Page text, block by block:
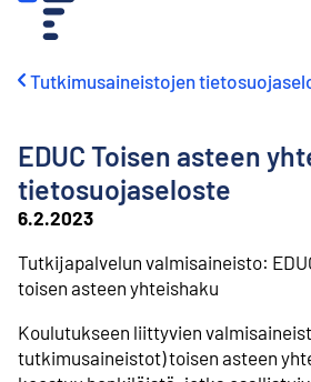
Tutkimusaineistojen
EDUC Toisen asteen
tietosuojaseloste
6.2.2023
Tutkijapalvelun valmisaineisto:
toisen asteen yhteishaku
Koulutukseen liittyvien
tutkimusaineistot) toisen asteen